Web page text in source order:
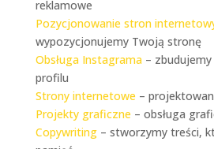
reklamowe
Pozycjonowanie stron
wypozycjonujemy Twoją stronę
Obsługa Instagrama–
profilu
Strony internetowe –
Projekty graficzne – obsługa
Copywriting– stworzymy treści,